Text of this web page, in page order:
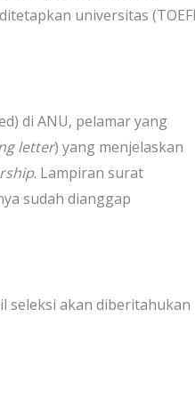
universitas
di ANU, pelamar yang
letter) yang menjelaskan
. Lampiran surat
sudah dianggap
seleksi akan diberitahukan